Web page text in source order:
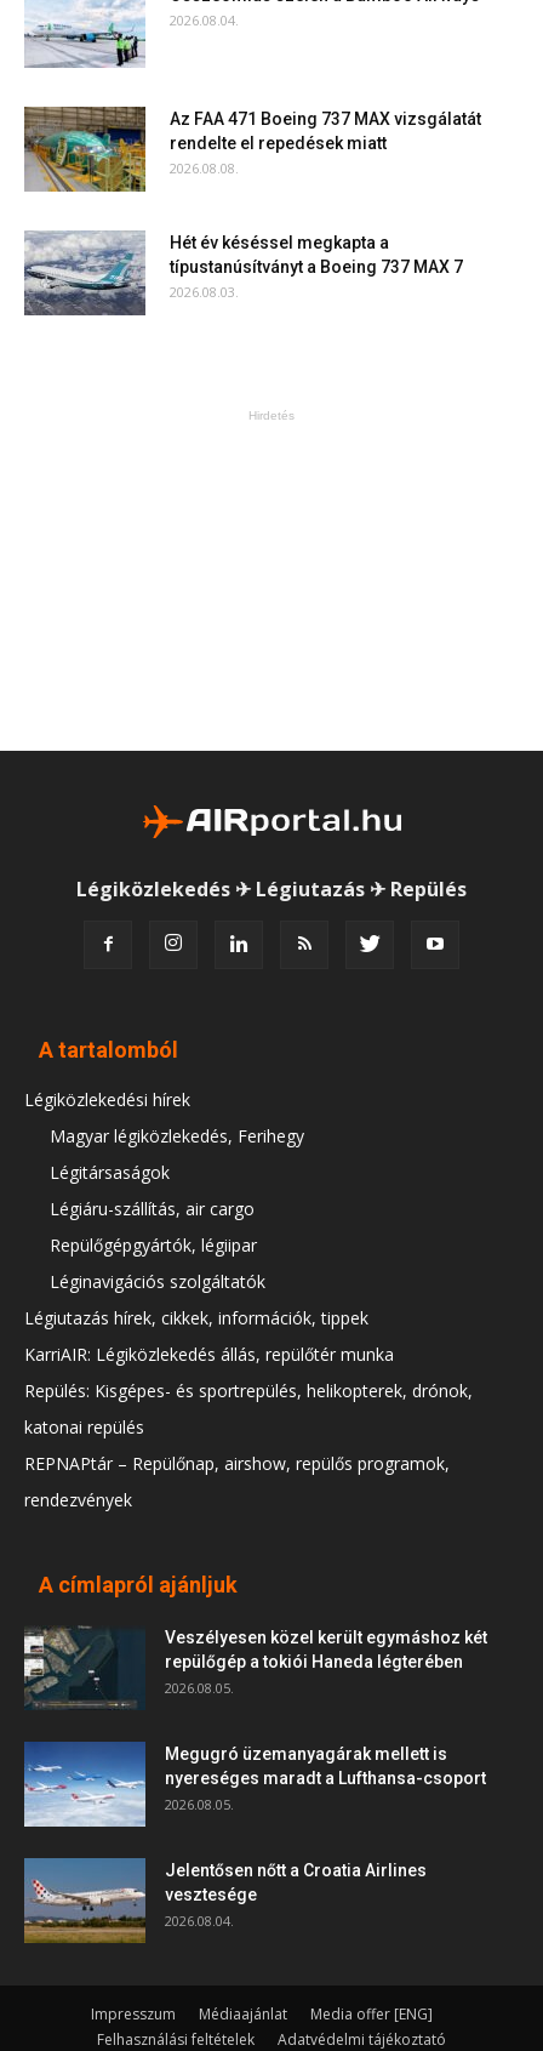
2026.08.04.
Az FAA 471 Boeing 737 MAX vizsgálatát
rendelte el repedések miatt
2026.08.08.
Hét év késéssel megkapta a
típustanúsítványt a Boeing 737 MAX 7
2026.08.03.
Hirdetés
Légiközlekedés ✈ Légiutazás ✈ Repülés
A tartalomból
Légiközlekedési hírek
Magyar légiközlekedés, Ferihegy
Légitársaságok
Légiáru-szállítás, air cargo
Repülőgépgyártók, légiipar
Léginavigációs szolgáltatók
Légiutazás hírek, cikkek, információk, tippek
KarriAIR: Légiközlekedés állás, repülőtér munka
Repülés: Kisgépes- és sportrepülés, helikopterek, drónok,
katonai repülés
REPNAPtár – Repülőnap, airshow, repülős programok,
rendezvények
A címlapról ajánljuk
Veszélyesen közel került egymáshoz két
repülőgép a tokiói Haneda légterében
2026.08.05.
Megugró üzemanyagárak mellett is
nyereséges maradt a Lufthansa-csoport
2026.08.05.
Jelentősen nőtt a Croatia Airlines
vesztesége
2026.08.04.
Impresszum Médiaajánlat
Media offer [ENG]
Felhasználási feltételek
Adatvédelmi tájékoztató